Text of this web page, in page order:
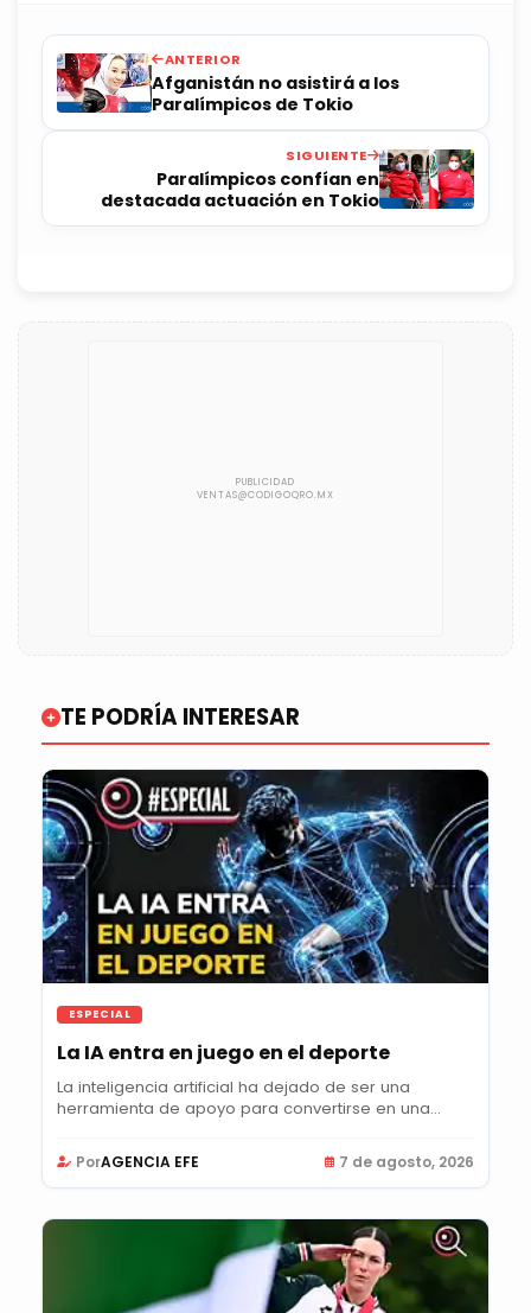
ANTERIOR
Afganistán no asistirá a los
Paralímpicos de Tokio
SIGUIENTE
Paralímpicos confían en
destacada actuación en Tokio
TE PODRÍA INTERESAR
ESPECIAL
La IA entra en juego en el deporte
La inteligencia artificial ha dejado de ser una
herramienta de apoyo para convertirse en una...
PorAGENCIA EFE 7 de agosto, 2026